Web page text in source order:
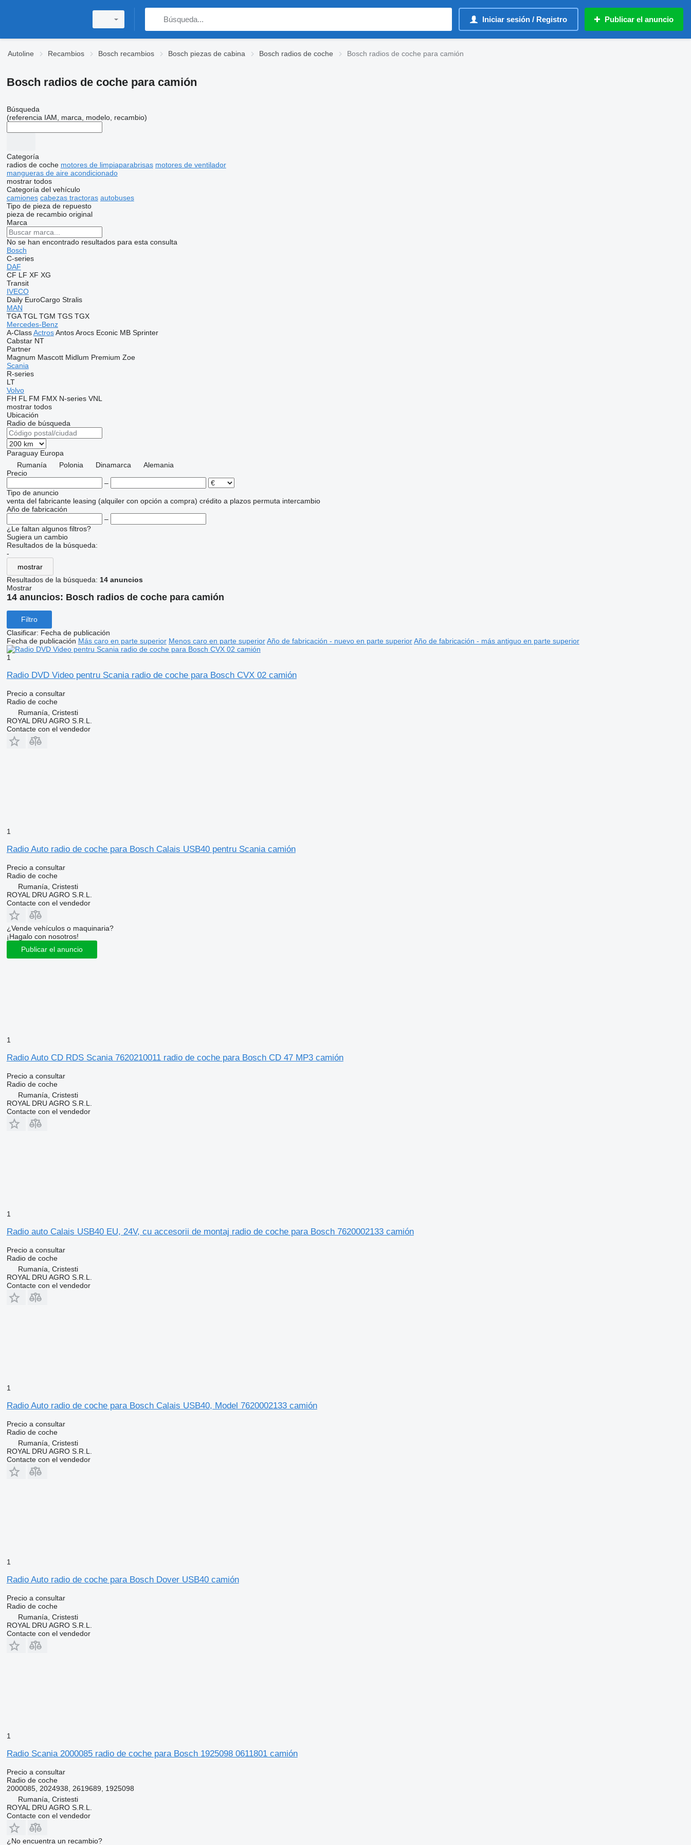
Iniciar sesión / Registro Publicar el anuncio
Autoline Recambios Bosch recambios Bosch piezas de cabina Bosch radios de coche Bosch radios de coche para camión
Bosch radios de coche para camión
Búsqueda
(referencia IAM, marca, modelo, recambio)
Categoría
radios de coche motores de limpiaparabrisas motores de ventilador
mangueras de aire acondicionado
mostrar todos
Categoría del vehículo
camiones cabezas tractoras autobuses
Tipo de pieza de repuesto
pieza de recambio original
Marca
No se han encontrado resultados para esta consulta
Bosch
C-series
DAF
CF LF XF XG
Transit
IVECO
Daily EuroCargo Stralis
MAN
TGA TGL TGM TGS TGX
Mercedes-Benz
A-Class Actros Antos Arocs Econic MB Sprinter
Cabstar NT
Partner
Magnum Mascott Midlum Premium Zoe
Scania
R-series
LT
Volvo
FH FL FM FMX N-series VNL
mostrar todos
Ubicación
Radio de búsqueda
Paraguay Europa
Rumanía
Polonia Dinamarca
Alemania
Precio
–
Tipo de anuncio
venta del fabricante leasing (alquiler con opción a compra) crédito a plazos permuta intercambio
Año de fabricación
–
¿Le faltan algunos filtros?
Sugiera un cambio
Resultados de la búsqueda:
-
mostrar
Resultados de la búsqueda: 14 anuncios
Mostrar
14 anuncios: Bosch radios de coche para camión
Filtro
Clasificar: Fecha de publicación
Fecha de publicación Más caro en parte superior Menos caro en parte superior Año de fabricación - nuevo en parte superior Año de fabricación - más antiguo en parte superior
1
Radio DVD Video pentru Scania radio de coche para Bosch CVX 02 camión
Precio a consultar
Radio de coche
Rumanía, Cristesti
ROYAL DRU AGRO S.R.L.
Contacte con el vendedor
1
Radio Auto radio de coche para Bosch Calais USB40 pentru Scania camión
Precio a consultar
Radio de coche
Rumanía, Cristesti
ROYAL DRU AGRO S.R.L.
Contacte con el vendedor
¿Vende vehículos o maquinaria?
¡Hagalo con nosotros!
Publicar el anuncio
1
Radio Auto CD RDS Scania 7620210011 radio de coche para Bosch CD 47 MP3 camión
Precio a consultar
Radio de coche
Rumanía, Cristesti
ROYAL DRU AGRO S.R.L.
Contacte con el vendedor
1
Radio auto Calais USB40 EU, 24V, cu accesorii de montaj radio de coche para Bosch 7620002133 camión
Precio a consultar
Radio de coche
Rumanía, Cristesti
ROYAL DRU AGRO S.R.L.
Contacte con el vendedor
1
Radio Auto radio de coche para Bosch Calais USB40, Model 7620002133 camión
Precio a consultar
Radio de coche
Rumanía, Cristesti
ROYAL DRU AGRO S.R.L.
Contacte con el vendedor
1
Radio Auto radio de coche para Bosch Dover USB40 camión
Precio a consultar
Radio de coche
Rumanía, Cristesti
ROYAL DRU AGRO S.R.L.
Contacte con el vendedor
1
Radio Scania 2000085 radio de coche para Bosch 1925098 0611801 camión
Precio a consultar
Radio de coche
2000085, 2024938, 2619689, 1925098
Rumanía, Cristesti
ROYAL DRU AGRO S.R.L.
Contacte con el vendedor
¿No encuentra un recambio?